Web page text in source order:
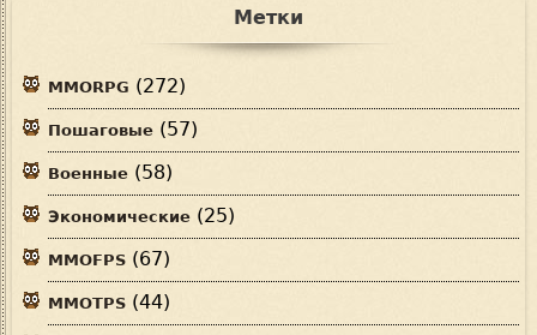
Метки
MMORPG (272)
Пошаговые (57)
Военные (58)
Экономические (25)
MMOFPS (67)
MMOTPS (44)